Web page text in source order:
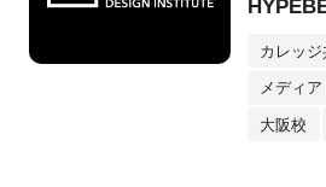
カレッジ
メディ
大阪校